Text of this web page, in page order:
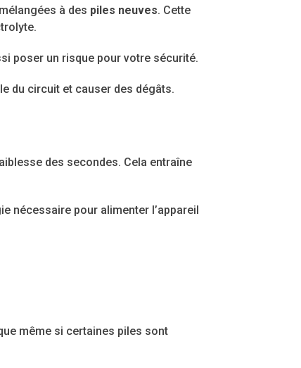
à des piles neuves. Cette
poser un risque pour votre sécurité.
du circuit et causer des dégâts.
des secondes. Cela entraîne
nécessaire pour alimenter l’appareil
même si certaines piles sont